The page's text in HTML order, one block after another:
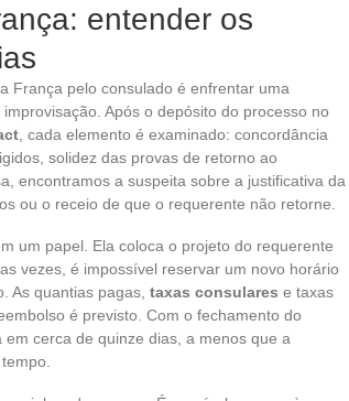
entender os
França pelo consulado é enfrentar uma
Após o depósito do processo no
, cada elemento é examinado: concordância
solidez das provas de retorno ao
encontramos a suspeita sobre a justificativa da
ou o receio de que o requerente não retorne.
um papel. Ela coloca o projeto do requerente
vezes, é impossível reservar um novo horário
As quantias pagas, taxas consulares e taxas
é previsto. Com o fechamento do
cerca de quinze dias, a menos que a